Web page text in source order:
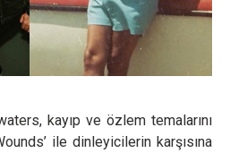
kayıp ve özlem temalarını
ile dinleyicilerin karşısına